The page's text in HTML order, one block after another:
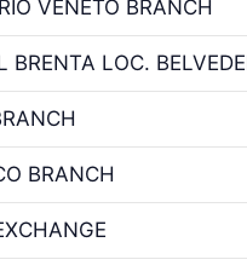
VENETO BRANCH
BRENTA LOC.
BRANCH